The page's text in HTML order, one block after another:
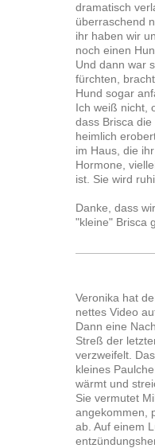
dramatisch
überraschend
ihr haben wir
noch einen
Und dann war
fürchten,
Hund sogar
Ich weiß nicht,
dass Brisca
heimlich
im Haus, die
Hormone,
ist. Sie wird
Danke, dass
"kleine" Brisca
Veronika hat
nettes Video
Dann eine
Streß der
verzweifelt.
kleines
wärmt und
Sie vermutet
angekommen,
ab. Auf einem